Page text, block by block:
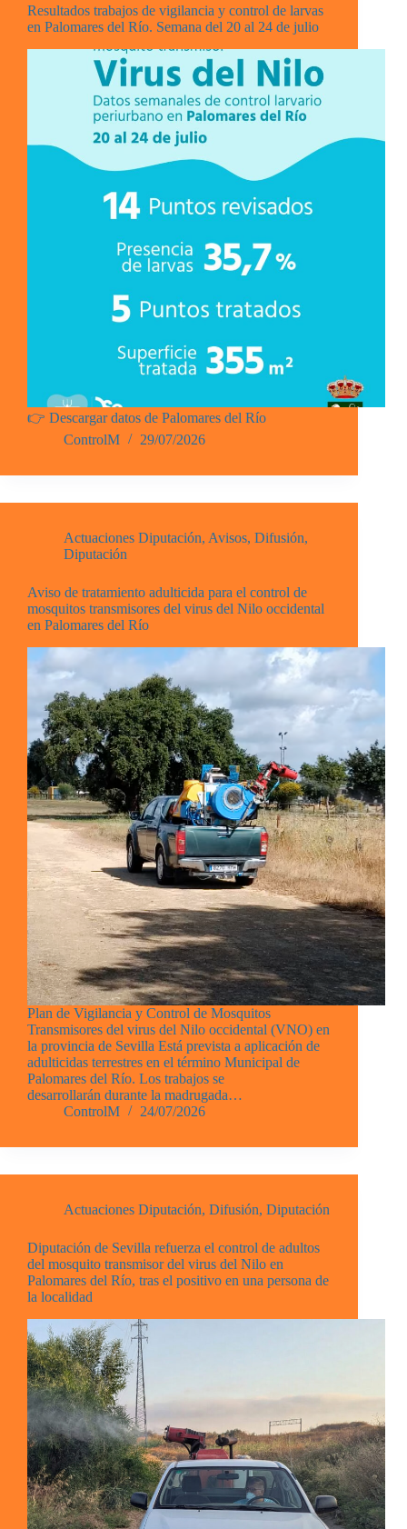
Resultados trabajos de vigilancia y control de larvas
en Palomares del Río. Semana del 20 al 24 de julio
👉 Descargar datos de Palomares del Río
ControlM
29/07/2026
Actuaciones Diputación, Avisos, Difusión,
Diputación
Aviso de tratamiento adulticida para el control de
mosquitos transmisores del virus del Nilo occidental
en Palomares del Río
Plan de Vigilancia y Control de Mosquitos
Transmisores del virus del Nilo occidental (VNO) en
la provincia de Sevilla Está prevista a aplicación de
adulticidas terrestres en el término Municipal de
Palomares del Río. Los trabajos se
desarrollarán durante la madrugada…
ControlM
24/07/2026
Actuaciones Diputación, Difusión, Diputación
Diputación de Sevilla refuerza el control de adultos
del mosquito transmisor del virus del Nilo en
Palomares del Río, tras el positivo en una persona de
la localidad